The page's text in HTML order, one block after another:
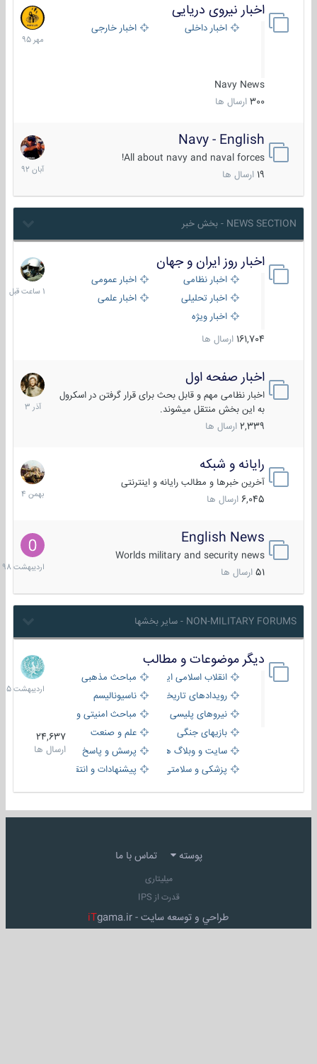
اخبار نیروی دریایی
اخبار داخلی اخبار خارجی
Navy News
300 ارسال ها
27
مهر
1395
Navy - English
All about navy and naval forces!
ارسال ها
22
آبان
1392
NEWS SECTION - بخش خبر
اخبار روز ایران و جهان
اخبار نظامی
اخبار عمومی
اخبار تحلیلی
اخبار علمی
اخبار ویژه
161,704 ارسال ها
1
ساعت
قبل
اخبار صفحه اول
اخبار نظامی مهم و قابل بحث برای قرار گرفتن در اسکرول
به این بخش منتقل میشوند.
2,339 ارسال ها
7
آذر
1403
رایانه و شبکه
آخرین خبرها و مطالب رایانه و اینترنتی
6,045 ارسال ها
30
بهمن
1404
English News
Worlds military and security news
51 ارسال ها
10
1398
NON-MILITARY FORUMS - سایر بخشها
دیگر موضوعات و مطالب
انقلاب اسلامی ایران
مباحث مذهبی
رویدادهای تاریخی و مذهبیناسیونالیسم
نیروهای پلیسی
مباحث امنیتی و اطلاعاتی
بازیهای جنگی
علم و صنعت
سایت و وبلاگ ها
پرسش و پاسخ
پزشکی و سلامتی
پیشنهادات و انتقادات
24,637
ارسال ها
8
1405
پوسته تماس با ما
میلیتاری
قدرت از IPS
طراحي و توسعه سايت - iTgama.ir